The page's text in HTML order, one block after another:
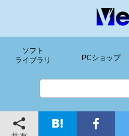
ソフト
ライブラリ
PCショップ